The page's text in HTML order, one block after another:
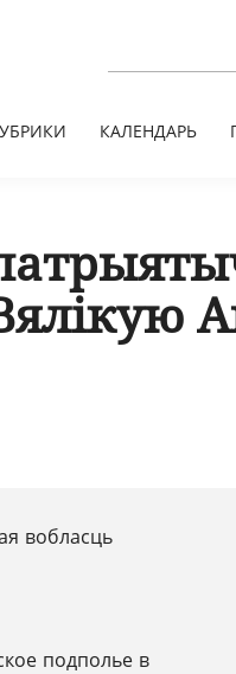
КАЛЕНДАРЬ
вобласць
подполье в